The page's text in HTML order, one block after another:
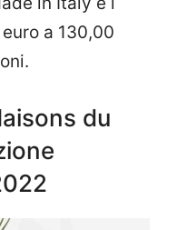
a 130,00
du